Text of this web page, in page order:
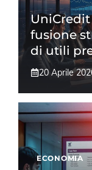
fusione
di utili
20 Aprile
ECONOMIA